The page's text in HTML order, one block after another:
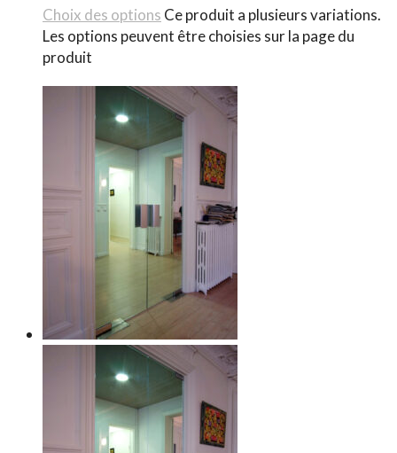
Choix des options Ce produit a plusieurs variations.
Les options peuvent être choisies sur la page du
produit